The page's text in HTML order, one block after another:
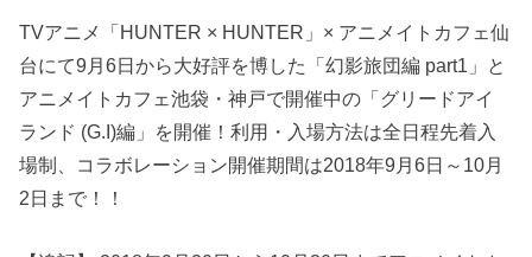
TVアニメ「HUNTER × HUNTER」× アニメイトカフェ仙
台にて9月6日から大好評を博した「幻影旅団編 part1」と
アニメイトカフェ池袋・神戸で開催中の「グリードアイ
ランド (G.I)編」を開催！利用・入場方法は全日程先着入
場制、コラボレーション開催期間は2018年9月6日～10月
2日まで！！